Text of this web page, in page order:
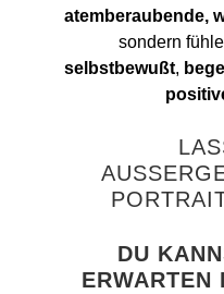
atemberaubende,
sondern
selbstbewußt,
DU
ERWARTEN